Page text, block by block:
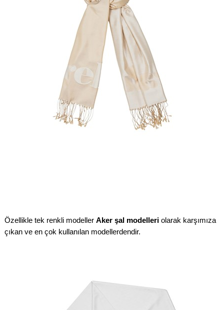
Özellikle tek renkli modeller Aker şal modelleri olarak karşımıza
çıkan ve en çok kullanılan modellerdendir.